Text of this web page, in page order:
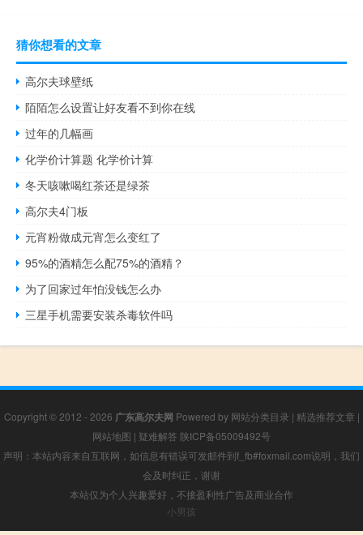
猜你想看的文章
高尔夫球壁纸
陌陌怎么设置让好友看不到你在线
过年的几幅画
化学价计算题 化学价计算
冬天咳嗽喝红茶还是绿茶
高尔夫4门板
元宵粉做成元宵怎么变红了
95%的酒精怎么配75%的酒精？
为了回家过年怕没钱怎么办
三星手机需要安装杀毒软件吗
Copyright © 2012 - 2026 广东高尔夫网 Powered by 网站分类目录 | 精选推荐文章 |
网站地图 | 疑难解答 陕ICP备05009492号
声明：本站内容来自互联网，如信息有错误可发邮件到f_fb#foxmail.com说明，我们
会及时纠正，谢谢
本站仅为个人兴趣爱好，不接盈利性广告及商业合作
小男孩